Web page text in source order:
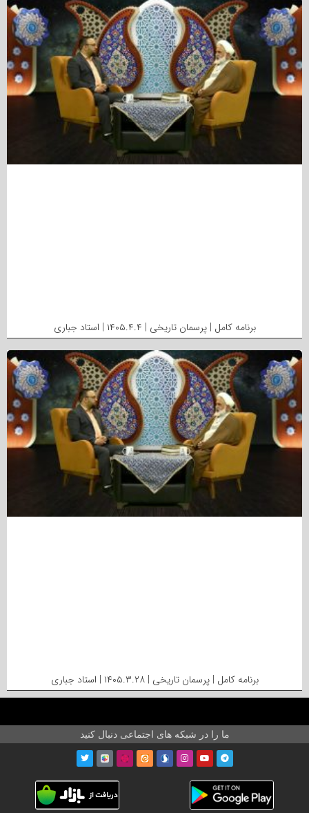
برنامه کامل | پرسمان تاریخی | ۱۴۰۵.۴.۴ | استاد جباری
برنامه کامل | پرسمان تاریخی | ۱۴۰۵.۳.۲۸ | استاد جباری
ما را در شبکه های اجتماعی دنبال کنید